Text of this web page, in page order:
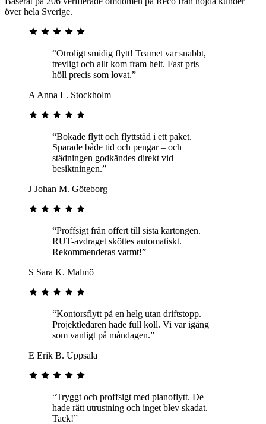
över hela Sverige.
“Otroligt smidig flytt! Teamet var snabbt,
trevligt och allt kom fram helt. Fast pris
höll precis som lovat.”
A Anna L. Stockholm
“Bokade flytt och flyttstäd i ett paket.
Sparade både tid och pengar – och
städningen godkändes direkt vid
besiktningen.”
J Johan M. Göteborg
“Proffsigt från offert till sista kartongen.
RUT-avdraget sköttes automatiskt.
Rekommenderas varmt!”
S Sara K. Malmö
“Kontorsflytt på en helg utan driftstopp.
Projektledaren hade full koll. Vi var igång
som vanligt på måndagen.”
E Erik B. Uppsala
“Tryggt och proffsigt med pianoflytt. De
hade rätt utrustning och inget blev skadat.
Tack!”